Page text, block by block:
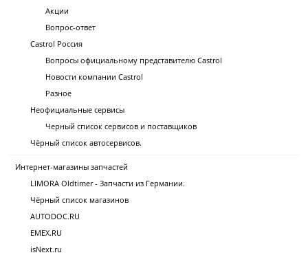
Акции
Вопрос-ответ
Castrol Россия
Вопросы официальному представителю Castrol
Новости компании Castrol
Разное
Неофициальные сервисы
Черный список сервисов и поставщиков
Чёрный список автосервисов.
Интернет-магазины запчастей
LIMORA Oldtimer - Запчасти из Германии.
Чёрный список магазинов
AUTODOC.RU
EMEX.RU
isNext.ru